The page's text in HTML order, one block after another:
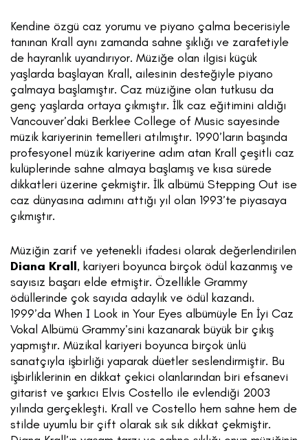
Kendine özgü caz yorumu ve piyano çalma becerisiyle
tanınan Krall aynı zamanda sahne şıklığı ve zarafetiyle
de hayranlık uyandırıyor. Müziğe olan ilgisi küçük
yaşlarda başlayan Krall, ailesinin desteğiyle piyano
çalmaya başlamıştır. Caz müziğine olan tutkusu da
genç yaşlarda ortaya çıkmıştır. İlk caz eğitimini aldığı
Vancouver’daki Berklee College of Music sayesinde
müzik kariyerinin temelleri atılmıştır. 1990’ların başında
profesyonel müzik kariyerine adım atan Krall çeşitli caz
kulüplerinde sahne almaya başlamış ve kısa sürede
dikkatleri üzerine çekmiştir. İlk albümü Stepping Out ise
caz dünyasına adımını attığı yıl olan 1993’te piyasaya
çıkmıştır.
Müziğin zarif ve yetenekli ifadesi olarak değerlendirilen
Diana Krall, kariyeri boyunca birçok ödül kazanmış ve
sayısız başarı elde etmiştir. Özellikle Grammy
ödüllerinde çok sayıda adaylık ve ödül kazandı.
1999’da When I Look in Your Eyes albümüyle En İyi Caz
Vokal Albümü Grammy’sini kazanarak büyük bir çıkış
yapmıştır. Müzikal kariyeri boyunca birçok ünlü
sanatçıyla işbirliği yaparak düetler seslendirmiştir. Bu
işbirliklerinin en dikkat çekici olanlarından biri efsanevi
gitarist ve şarkıcı Elvis Costello ile evlendiği 2003
yılında gerçekleşti. Krall ve Costello hem sahne hem de
stilde uyumlu bir çift olarak sık sık dikkat çekmiştir.